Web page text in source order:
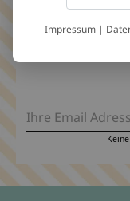
Impressum |